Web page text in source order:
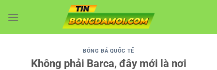
qua
BÓNG ĐÁ QUỐC TẾ
Không phải Barca, đây mới là nơi